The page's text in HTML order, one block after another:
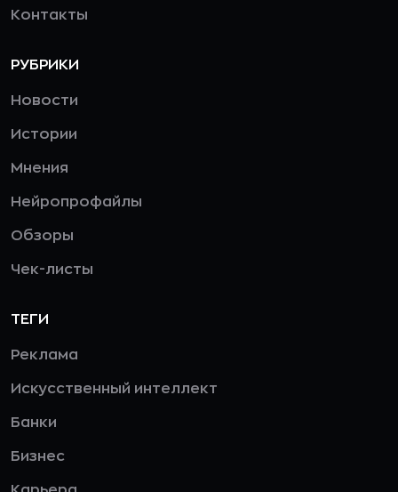
Контакты
РУБРИКИ
Новости
Истории
Мнения
Нейропрофайлы
Обзоры
Чек-листы
ТЕГИ
Реклама
Искусственный интеллект
Банки
Бизнес